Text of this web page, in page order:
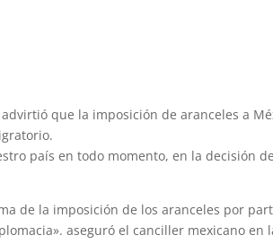
que la imposición de aranceles a
país en todo momento, en la decisión
de la imposición de los aranceles por
aseguró el canciller mexicano en